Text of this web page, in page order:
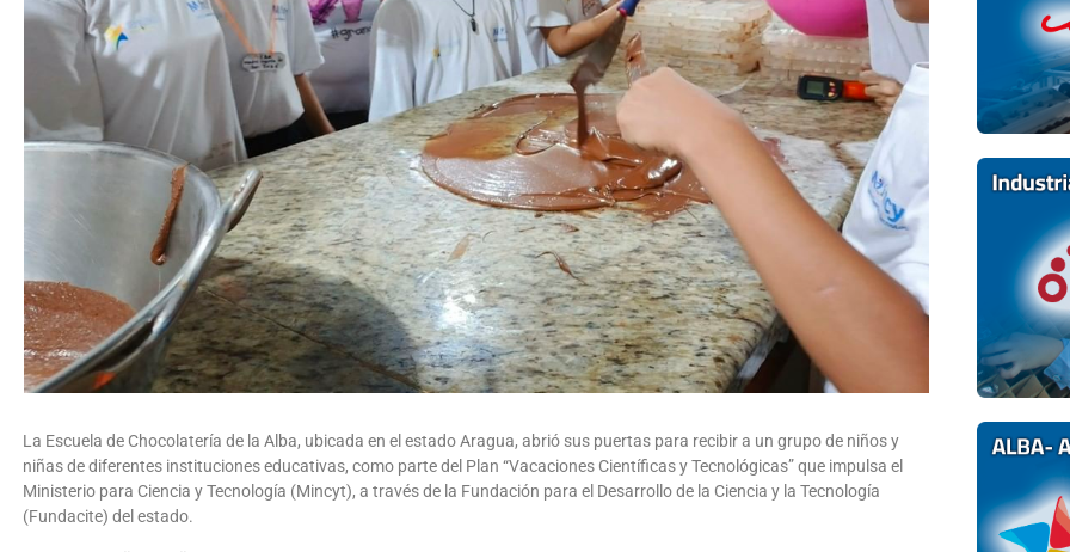
La Escuela de Chocolatería de la Alba, ubicada en el estado Aragua, abrió sus puertas para recibir a un grupo de niños y
niñas de diferentes instituciones educativas, como parte del Plan “Vacaciones Científicas y Tecnológicas” que impulsa el
Ministerio para Ciencia y Tecnología (Mincyt), a través de la Fundación para el Desarrollo de la Ciencia y la Tecnología
(Fundacite) del estado.